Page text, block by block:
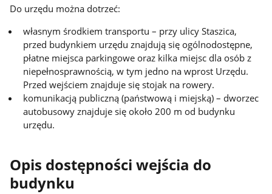
Do urzędu można dotrzeć:
własnym środkiem transportu – przy ulicy Staszica,
przed budynkiem urzędu znajdują się ogólnodostępne,
płatne miejsca parkingowe oraz kilka miejsc dla osób z
niepełnosprawnością, w tym jedno na wprost Urzędu.
Przed wejściem znajduje się stojak na rowery.
komunikacją publiczną (państwową i miejską) – dworzec
autobusowy znajduje się około 200 m od budynku
urzędu.
Opis dostępności wejścia do
budynku